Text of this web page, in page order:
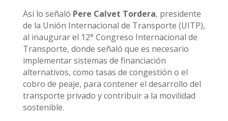
Así lo señaló Pere Calvet Tordera, presidente
de la Unión Internacional de Transporte (UITP),
al inaugurar el 12° Congreso Internacional de
Transporte, donde señaló que es necesario
implementar sistemas de financiación
alternativos, como tasas de congestión o el
cobro de peaje, para contener el desarrollo del
transporte privado y contribuir a la movilidad
sostenible.